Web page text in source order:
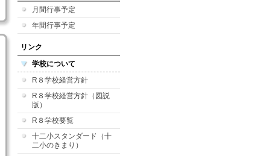
月間行事予定
年間行事予定
リンク
学校について
R８学校経営方針
R８学校経営方針（図説
版）
R８学校要覧
十二小スタンダード（十
二小のきまり）